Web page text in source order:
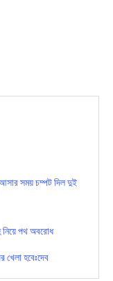
আসার সময় চম্পট দিল দুই
পথ অবরোধ
খেলা হবেঃদেব